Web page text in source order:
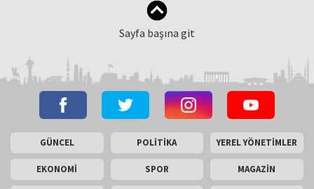
Sayfa başına git
GÜNCEL POLİTİKA YEREL YÖNETİMLER
EKONOMİ SPOR MAGAZİN